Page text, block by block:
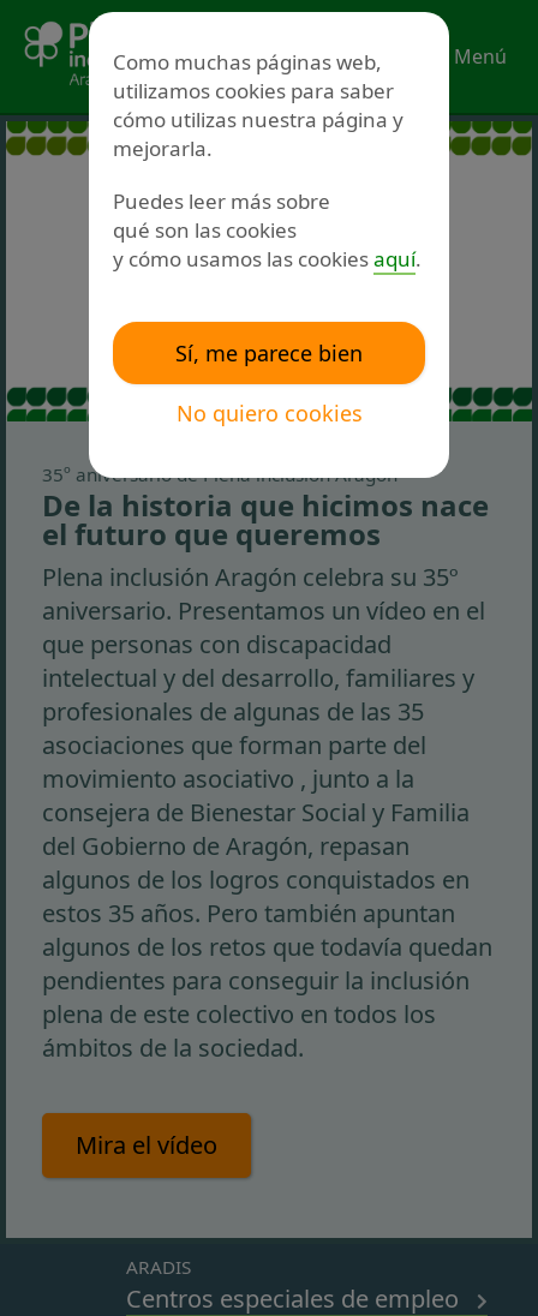
contenido
Menú
35º aniversario de Plena inclusión Aragón
De la historia que hicimos nace
el futuro que queremos
Plena inclusión Aragón celebra su 35º
aniversario. Presentamos un vídeo en el
que personas con discapacidad
intelectual y del desarrollo, familiares y
profesionales de algunas de las 35
asociaciones que forman parte del
movimiento asociativo , junto a la
consejera de Bienestar Social y Familia
del Gobierno de Aragón, repasan
algunos de los logros conquistados en
estos 35 años. Pero también apuntan
algunos de los retos que todavía quedan
pendientes para conseguir la inclusión
plena de este colectivo en todos los
ámbitos de la sociedad.
Mira el vídeo
ARADIS
Centros especiales de empleo
Como muchas páginas web,
utilizamos cookies para saber
cómo utilizas nuestra página y
mejorarla.
Puedes leer más sobre
qué son las cookies
y cómo usamos las cookiesaquí.
Sí, me parece bien
No quiero cookies